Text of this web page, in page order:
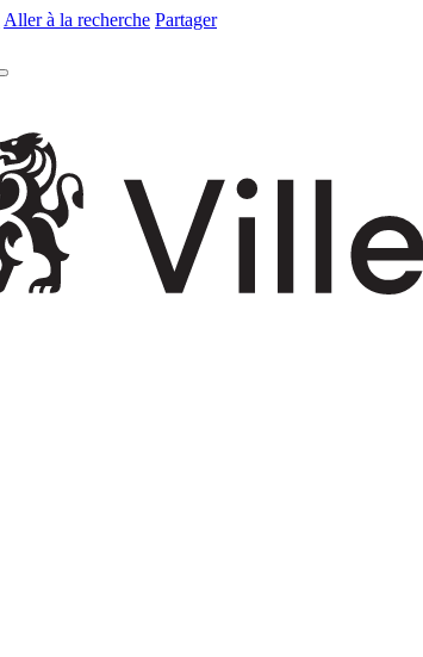
Aller à la recherche Partager